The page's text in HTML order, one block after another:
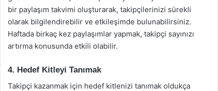
bir paylaşım takvimi oluşturarak, takipçilerinizi sürekli
olarak bilgilendirebilir ve etkileşimde bulunabilirsiniz.
Haftada birkaç kez paylaşımlar yapmak, takipçi sayınızı
artırma konusunda etkili olabilir.
4. Hedef Kitleyi Tanımak
Takipçi kazanmak için hedef kitlenizi tanımak oldukça